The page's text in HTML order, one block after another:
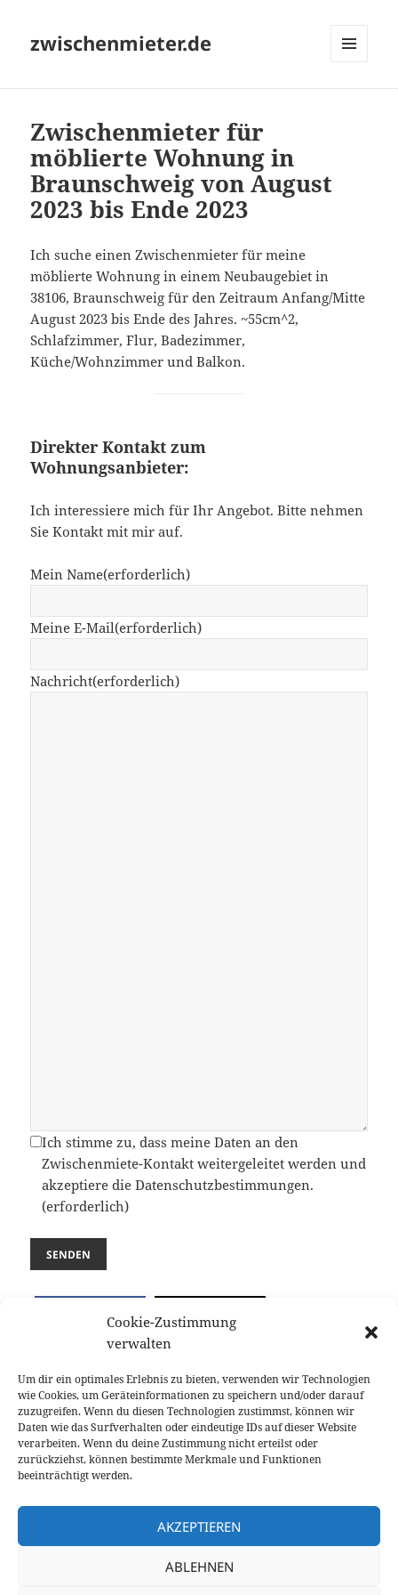
Cookie-Zustimmung
verwalten
Um dir ein optimales Erlebnis zu bieten, verwenden wir Technologien
wie Cookies, um Geräteinformationen zu speichern und/oder darauf
zuzugreifen. Wenn du diesen Technologien zustimmst, können wir
Daten wie das Surfverhalten oder eindeutige IDs auf dieser Website
verarbeiten. Wenn du deine Zustimmung nicht erteilst oder
zurückziehst, können bestimmte Merkmale und Funktionen
beeinträchtigt werden.
AKZEPTIEREN
ABLEHNEN
zwischenmieter.de
Zwischenmieter für
möblierte Wohnung in
Braunschweig von August
2023 bis Ende 2023
Ich suche einen Zwischenmieter für meine
möblierte Wohnung in einem Neubaugebiet in
38106, Braunschweig für den Zeitraum Anfang/Mitte
August 2023 bis Ende des Jahres. ~55cm^2,
Schlafzimmer, Flur, Badezimmer,
Küche/Wohnzimmer und Balkon.
Direkter Kontakt zum
Wohnungsanbieter:
Ich interessiere mich für Ihr Angebot. Bitte nehmen
Sie Kontakt mit mir auf.
Mein Name(erforderlich)
Meine E-Mail(erforderlich)
Nachricht(erforderlich)
Ich stimme zu, dass meine Daten an den
Zwischenmiete-Kontakt weitergeleitet werden und
akzeptiere die Datenschutzbestimmungen.
(erforderlich)
SENDEN
Veröffentlicht
am
1. Mai 2023 Autor
RalphY Kategorien
Angebot,Kleinanzeige,
Redaktionell
Beitragsnavigation
Vorheriger
Zwischenmiete in Weilheim / GAP August